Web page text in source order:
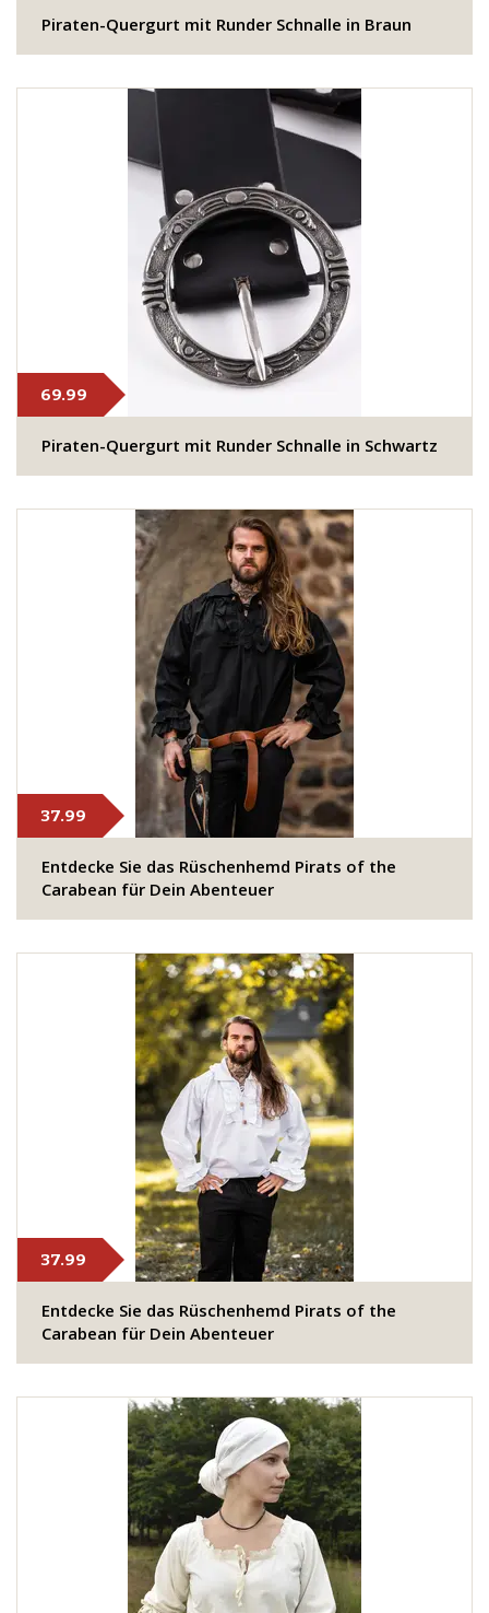
Piraten-Quergurt mit Runder Schnalle in Braun
69.99
​Piraten-Quergurt mit Runder Schnalle in Schwartz
37.99
Entdecke Sie das Rüschenhemd Pirats of the
Carabean für Dein Abenteuer
37.99
​Entdecke Sie das Rüschenhemd Pirats of the
Carabean für Dein Abenteuer